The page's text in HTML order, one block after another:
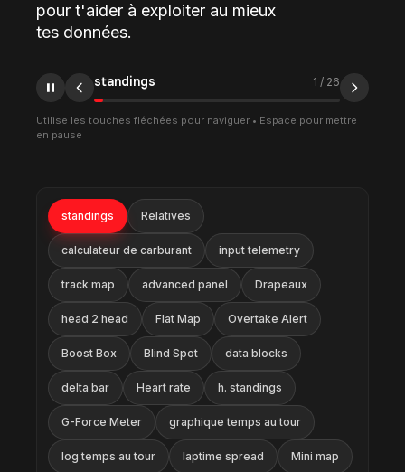
pour t'aider à exploiter au mieux
tes données.
Relatives 2 / 26
Utilise les touches fléchées pour naviguer • Espace pour mettre
en pause
standings Relatives
calculateur de carburant input telemetry
track map advanced panel Drapeaux
head 2 head Flat Map Overtake Alert
Boost Box Blind Spot data blocks
delta bar Heart rate h. standings
G-Force Meter graphique temps au tour
log temps au tour laptime spread Mini map